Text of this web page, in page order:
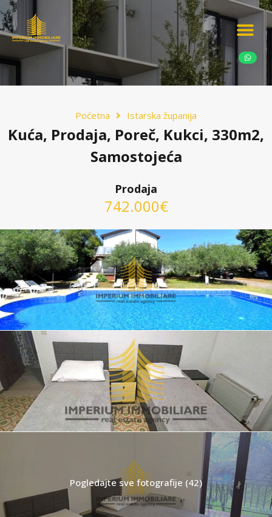
Poćetna Istarska županija
Kuća, Prodaja, Poreč, Kukci, 330m2,
Samostojeća
Prodaja
742.000€
Pogledajte sve fotografije (42)